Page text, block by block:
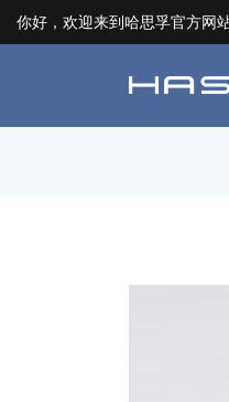
你好，欢迎来到哈思孚官方网